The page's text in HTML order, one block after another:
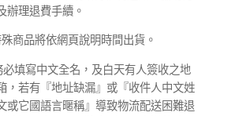
辦理退費手續。
商品將依網頁說明時間出貨。
必填寫中文全名，及白天有人簽收之地
，若有『地址缺漏』或『收件人中文姓
或它國語言暱稱』導致物流配送困難退